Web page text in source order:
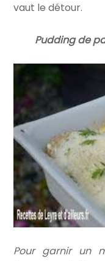
vaut le détour.
Pudding de
Pour garnir un